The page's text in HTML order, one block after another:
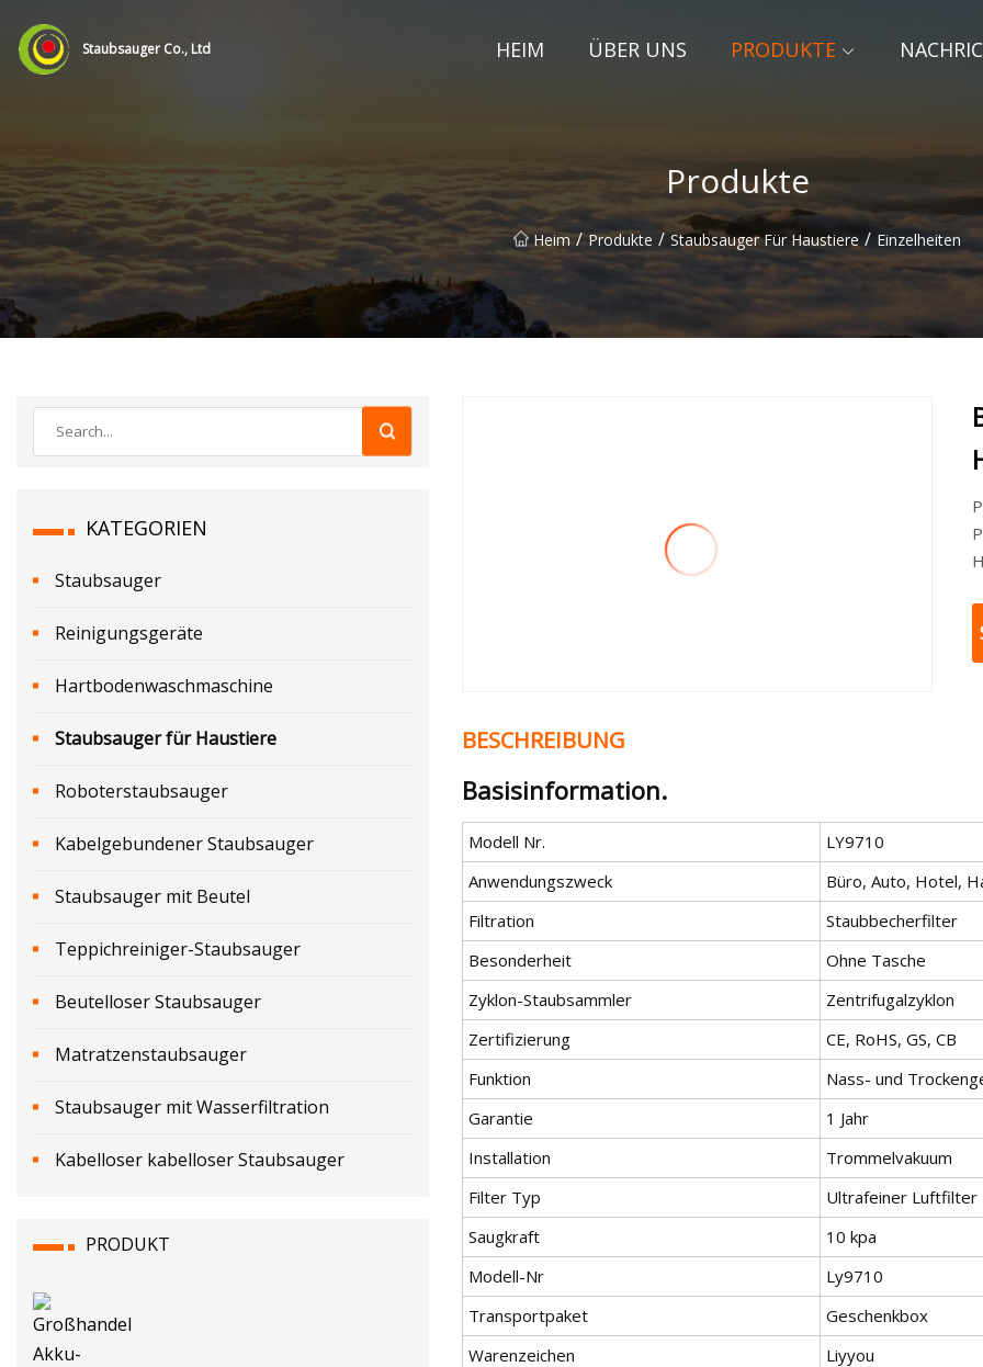
Staubsauger Co., Ltd HEIM ÜBER UNS PRODUKTE
Produkte
Heim / Produkte / Staubsauger Für Haustiere / Einzelheiten
KATEGORIEN
Staubsauger
Reinigungsgeräte
Hartbodenwaschmaschine
Staubsauger für Haustiere
Roboterstaubsauger
Kabelgebundener Staubsauger
Staubsauger mit Beutel
Teppichreiniger-Staubsauger
Beutelloser Staubsauger
Matratzenstaubsauger
Staubsauger mit Wasserfiltration
Kabelloser kabelloser Staubsauger
PRODUKT
BESCHREIBUNG
Basisinformation.
Modell Nr.
LY9710
Anwendungszweck
Büro, Auto, Hotel,
Filtration
Staubbecherfilter
Besonderheit
Ohne Tasche
Zyklon-Staubsammler
Zentrifugalzyklon
Zertifizierung
CE, RoHS, GS, CB
Funktion
Nass- und
Garantie
1 Jahr
Installation
Trommelvakuum
Filter Typ
Ultrafeiner Luftfilter
Saugkraft
10 kpa
Modell-Nr
Ly9710
Transportpaket
Geschenkbox
Warenzeichen
Liyyou